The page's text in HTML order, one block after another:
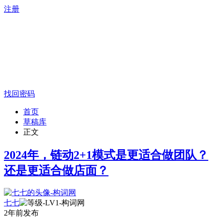
注册
找回密码
首页
草稿库
正文
2024年，链动2+1模式是更适合做团队？
还是更适合做店面？
七七
2年前发布